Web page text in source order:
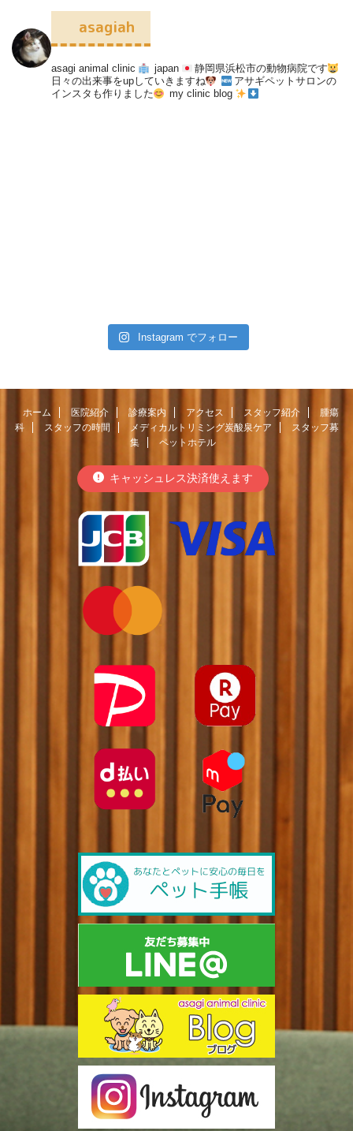
asagiah
asagi animal clinic japan
静岡県浜松市の動物病院です
日々の出来事をupしていきますね
アサギペットサロンの
インスタも作りました
my clinic blog
Instagram でフォロー
ホーム 医院紹介 診療案内 アクセス スタッフ紹介
腫瘍
科
スタッフの時間 メディカルトリミング炭酸泉ケア
スタッフ募
集
ペットホテル
キャッシュレス決済使えます